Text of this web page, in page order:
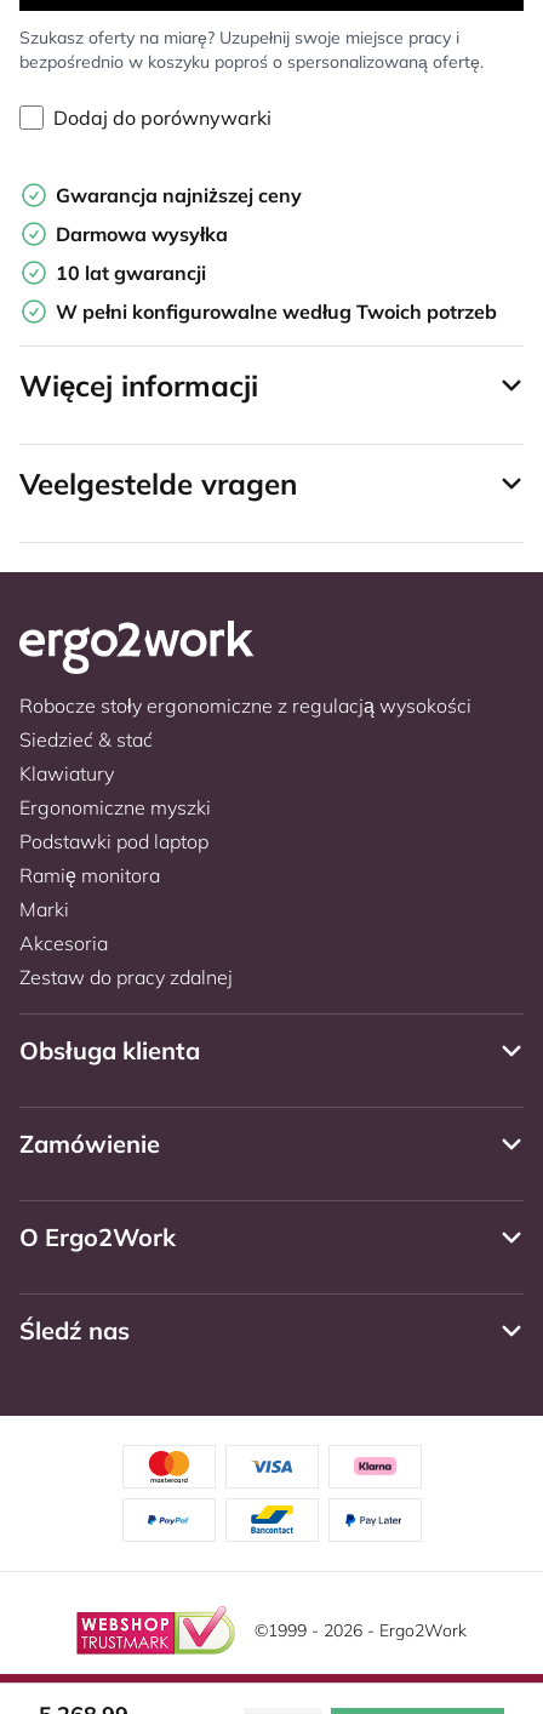
Szukasz oferty na miarę? Uzupełnij swoje miejsce pracy i
bezpośrednio w koszyku poproś o spersonalizowaną ofertę.
Dodaj do porównywarki
Gwarancja najniższej ceny
Darmowa wysyłka
10 lat gwarancji
W pełni konfigurowalne według Twoich potrzeb
Więcej informacji
Veelgestelde vragen
Robocze stoły ergonomiczne z regulacją wysokości
Siedzieć & stać
Klawiatury
Ergonomiczne myszki
Podstawki pod laptop
Ramię monitora
Marki
Akcesoria
Zestaw do pracy zdalnej
Obsługa klienta
Zamówienie
O Ergo2Work
Śledź nas
©1999 - 2026 - Ergo2Work